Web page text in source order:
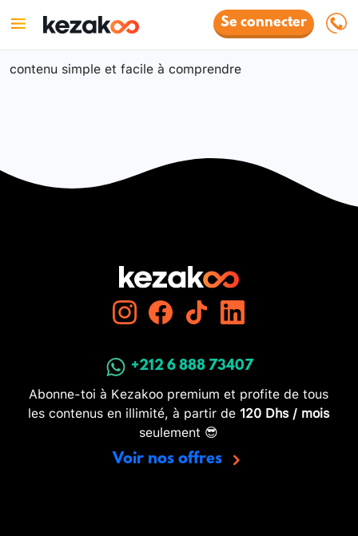
Se connecter
contenu simple et facile à comprendre
+212 6 888 73407
Abonne-toi à Kezakoo premium et profite de tous
les contenus en illimité, à partir de 120 Dhs / mois
seulement 😎
Voir nos offres